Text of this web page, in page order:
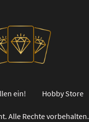
ein! Hobby Store
Alle Rechte vorbehalten.